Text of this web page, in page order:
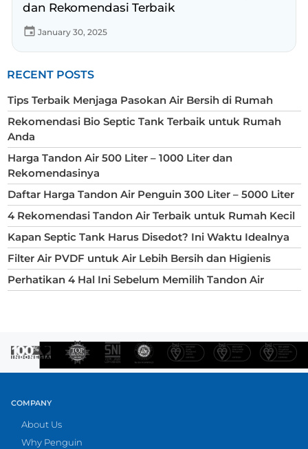
dan Rekomendasi Terbaik
January 30, 2025
RECENT POSTS
Tips Terbaik Menjaga Pasokan Air Bersih di Rumah
Rekomendasi Bio Septic Tank Terbaik untuk Rumah
Anda
Harga Tandon Air 500 Liter – 1000 Liter dan
Rekomendasinya
Daftar Harga Tandon Air Penguin 300 Liter – 5000 Liter
4 Rekomendasi Tandon Air Terbaik untuk Rumah Kecil
Kapan Septic Tank Harus Disedot? Ini Waktu Idealnya
Filter Air PVDF untuk Air Lebih Bersih dan Higienis
Perhatikan 4 Hal Ini Sebelum Memilih Tandon Air
COMPANY
About Us
Why Penguin